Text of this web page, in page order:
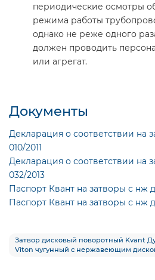
периодические осмотры
режима работы
однако не реже одного
должен проводить
или агрегат.
Документы
Декларация о соответствии на
010/2011
Декларация о соответствии на
032/2013
Паспорт Квант на затворы с нж
Паспорт Квант на затворы с нж
Затвор дисковый поворотный Kvant
Viton чугунный с нержавеющим